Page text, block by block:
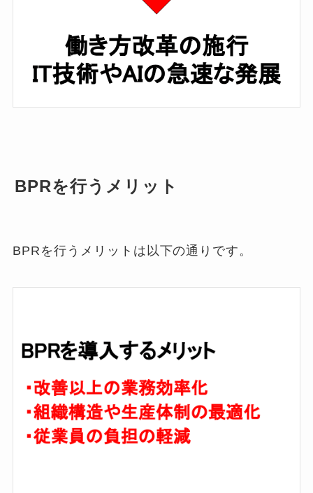
BPRを行うメリット
BPRを行うメリットは以下の通りです。